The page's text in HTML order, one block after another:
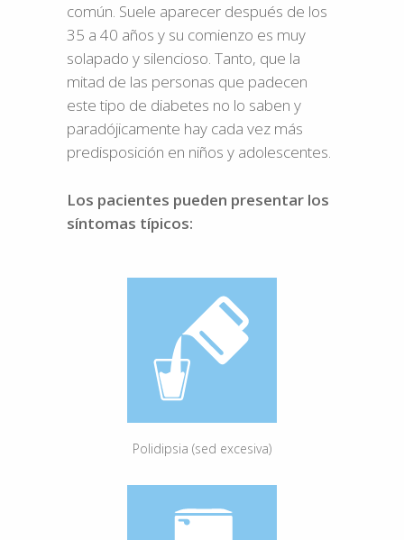
común. Suele aparecer después de los
35 a 40 años y su comienzo es muy
solapado y silencioso. Tanto, que la
mitad de las personas que padecen
este tipo de diabetes no lo saben y
paradójicamente hay cada vez más
predisposición en niños y adolescentes.
Los pacientes pueden presentar los
síntomas típicos:
Polidipsia (sed excesiva)